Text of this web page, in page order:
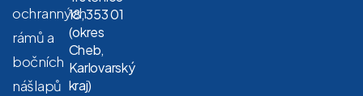
ochranných
rámů a
bočních
nášlapů
18, 353 01
(okres
Cheb,
Karlovarský
kraj)